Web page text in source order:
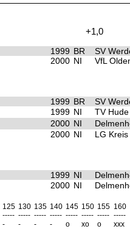
+1,0
1999 BR
SV
2000 NI VfL
1999 BR
SV
1999 NI
TV Hude
2000 NI
2000 NI LG
1999 NI
2000 NI
125 130 135 140 145 150 155 160
----- ----- ----- ----- ----- ----- ----- -----
- - - - o xo o
xxx